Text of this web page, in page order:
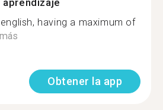
having a maximum of
Obtener la app